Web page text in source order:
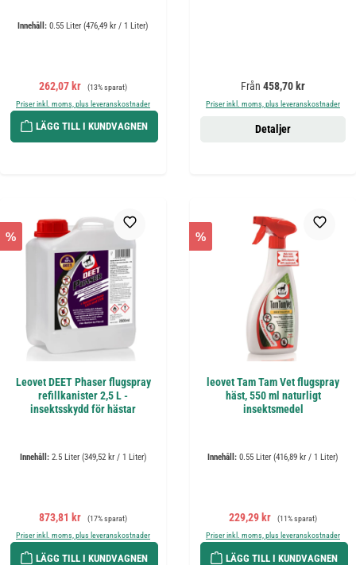
Innehåll: 0.55 Liter (476,49 kr / 1 Liter)
Försäljningspris:
262,07 kr Ordinarie pris:
(13% sparat)
Priser inkl. moms, plus leveranskostnader
LÄGG TILL I KUNDVAGNEN
Ordinarie pris:
Från 458,70 kr
Priser inkl. moms, plus leveranskostnader
Detaljer
%
Leovet DEET Phaser flugspray
refillkanister 2,5 L -
insektsskydd för hästar
Innehåll: 2.5 Liter (349,52 kr / 1 Liter)
Försäljningspris:
873,81 kr Ordinarie pris:
(17% sparat)
Priser inkl. moms, plus leveranskostnader
LÄGG TILL I KUNDVAGNEN
%
leovet Tam Tam Vet flugspray
häst, 550 ml naturligt
insektsmedel
Innehåll: 0.55 Liter (416,89 kr / 1 Liter)
Försäljningspris:
229,29 kr Ordinarie pris:
(11% sparat)
Priser inkl. moms, plus leveranskostnader
LÄGG TILL I KUNDVAGNEN